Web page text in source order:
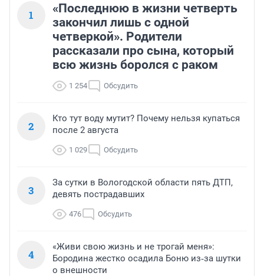
1
«Последнюю в жизни четверть
закончил лишь с одной
четверкой». Родители
рассказали про сына, который
всю жизнь боролся с раком
1 254 Обсудить
2
Кто тут воду мутит? Почему нельзя купаться
после 2 августа
1 029 Обсудить
3
За сутки в Вологодской области пять ДТП,
девять пострадавших
476 Обсудить
4
«Живи свою жизнь и не трогай меня»:
Бородина жестко осадила Боню из‑за шутки
о внешности